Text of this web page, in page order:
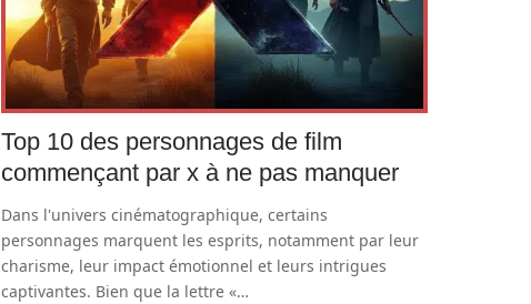
Top 10 des personnages de film
commençant par x à ne pas manquer
Dans l'univers cinématographique, certains
personnages marquent les esprits, notamment par leur
charisme, leur impact émotionnel et leurs intrigues
captivantes. Bien que la lettre «…